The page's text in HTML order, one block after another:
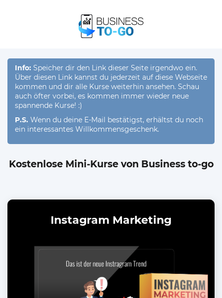
Info: Speicher dir den Link dieser Seite irgendwo ein.
Über diesen Link kannst du jederzeit auf diese Webseite
kommen und dir alle Kurse weiterhin ansehen. Schau
auch öfter vorbei, es kommen immer wieder neue
spannende Kurse! :)
P.S. Wenn du deine E-Mail bestätigst, erhältst du noch
ein interessantes Willkommensgeschenk.
Kostenlose Mini-Kurse von Business to-go
Instagram Marketing